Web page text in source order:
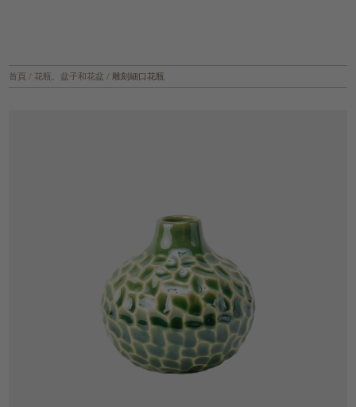
首頁 / 花瓶、盆子和花盆 / 雕刻細口花瓶